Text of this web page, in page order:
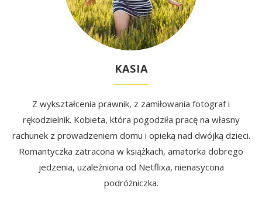
KASIA
Z wykształcenia prawnik, z zamiłowania fotograf i
rękodzielnik. Kobieta, która pogodziła pracę na własny
rachunek z prowadzeniem domu i opieką nad dwójką dzieci.
Romantyczka zatracona w książkach, amatorka dobrego
jedzenia, uzależniona od Netflixa, nienasycona
podróżniczka.